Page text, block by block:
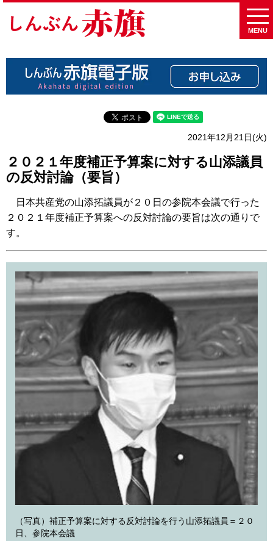
MENU
2021年12月21日(火)
２０２１年度補正予算案に対する山添議員
の反対討論（要旨）
日本共産党の山添拓議員が２０日の参院本会議で行った
２０２１年度補正予算案への反対討論の要旨は次の通りで
す。
（写真）補正予算案に対する反対討論を行う山添拓議員＝２０
日、参院本会議